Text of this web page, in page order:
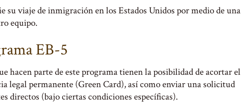
su viaje de inmigración en los Estados Unidos por medio de una
equipo.
EB-5
hacen parte de este programa tienen la posibilidad de acortar el
legal permanente (Green Card), así como enviar una solicitud
directos (bajo ciertas condiciones específicas).